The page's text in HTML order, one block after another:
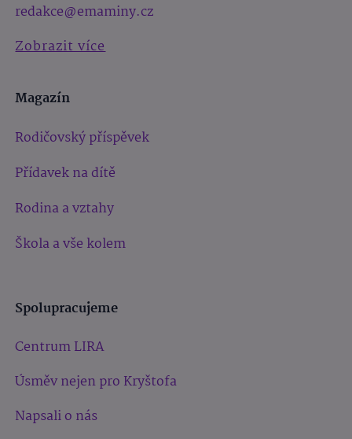
redakce@emaminy.cz
Zobrazit více
Magazín
Rodičovský příspěvek
Přídavek na dítě
Rodina a vztahy
Škola a vše kolem
Spolupracujeme
Centrum LIRA
Úsměv nejen pro Kryštofa
Napsali o nás